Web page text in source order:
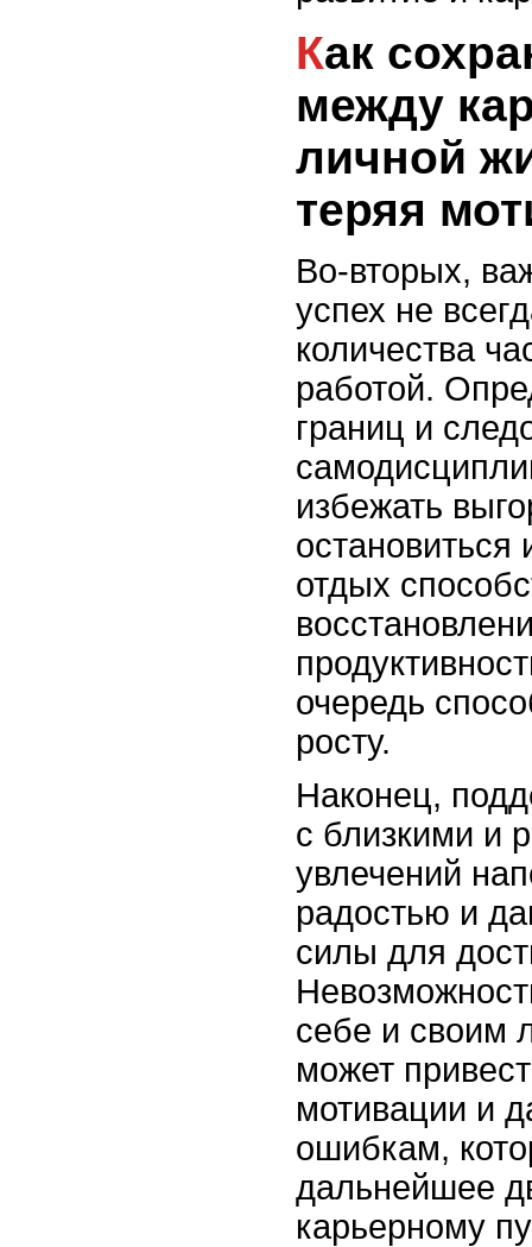
Как сохранить баланс
между
личной
теряя
Во-вторых,
успех не
количества
работой.
границ и
избежать
остановиться
отдых
очередь
росту.
Наконец,
с близкими и
увлечений
радостью и
силы для
себе и
может
мотивации и
ошибкам,
дальнейшее
карьерному